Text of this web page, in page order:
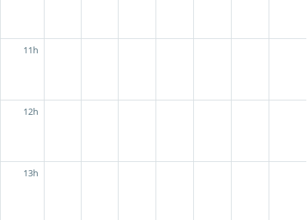
11h
12h
13h